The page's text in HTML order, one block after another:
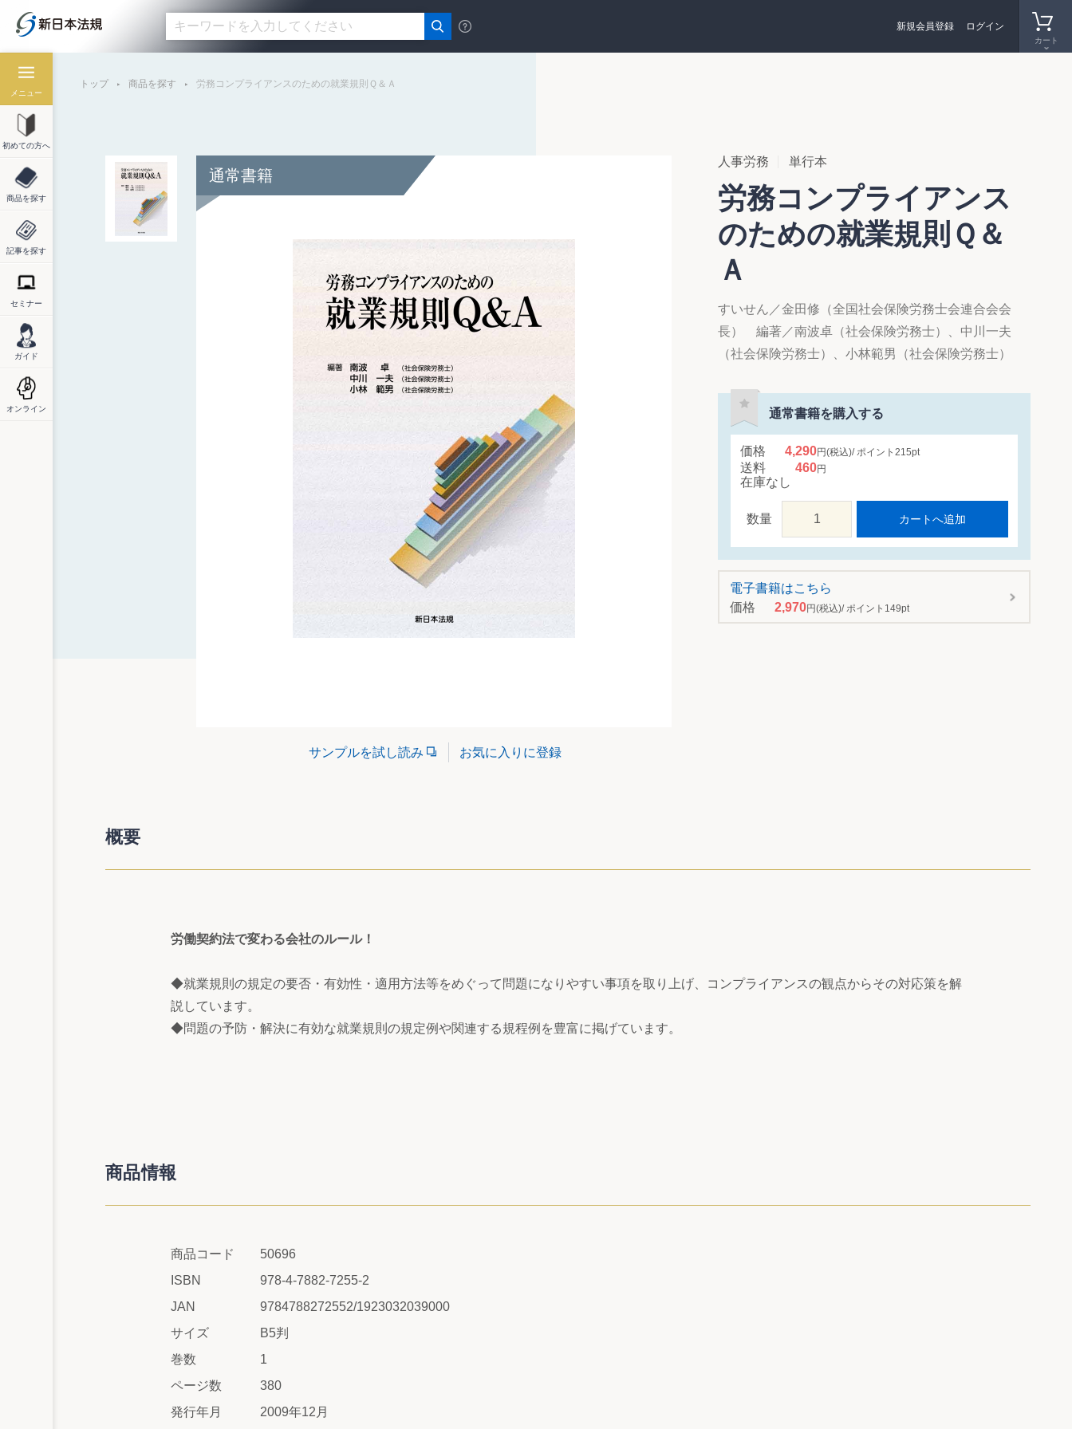
新規会員登録 ログイン
カート
メニュー
初めての方へ
商品を探す
記事を探す
セミナー
ガイド
オンライン
トップ 商品を探す 労務コンプライアンスのための就業規則Ｑ＆Ａ
通常書籍
サンプルを試し読み お気に入りに登録
人事労務 単行本
労務コンプライアンス
のための就業規則Ｑ＆
Ａ
すいせん／金田修（全国社会保険労務士会連合会会
長） 編著／南波卓（社会保険労務士）、中川一夫
（社会保険労務士）、小林範男（社会保険労務士）
通常書籍を購入する
価格 4,290円(税込) ポイント 215pt
送料 460円
在庫なし
数量 カートへ追加
電子書籍はこちら
価格
2,970円(税込) ポイント 149pt
概要
労働契約法で変わる会社のルール！
◆就業規則の規定の要否・有効性・適用方法等をめぐって問題になりやすい事項を取り上げ、コンプライアンスの観点からその対応策を解
説しています。
◆問題の予防・解決に有効な就業規則の規定例や関連する規程例を豊富に掲げています。
商品情報
商品コード
50696
ISBN
978-4-7882-7255-2
JAN
9784788272552/1923032039000
サイズ
B5判
巻数
1
ページ数
380
発行年月
2009年12月